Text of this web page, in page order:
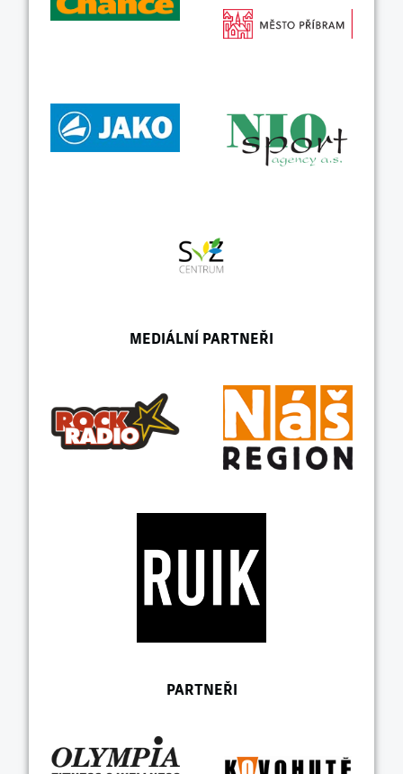
MEDIÁLNÍ PARTNEŘI
PARTNEŘI